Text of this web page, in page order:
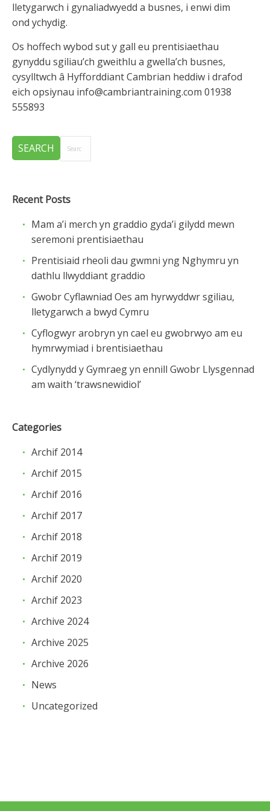
lletygarwch i gynaliadwyedd a busnes, i enwi dim
ond ychydig.
Os hoffech wybod sut y gall eu prentisiaethau
gynyddu sgiliau’ch gweithlu a gwella’ch busnes,
cysylltwch â Hyfforddiant Cambrian heddiw i drafod
eich opsiynau info@cambriantraining.com 01938
555893
Recent Posts
Mam a’i merch yn graddio gyda’i gilydd mewn
seremoni prentisiaethau
Prentisiaid rheoli dau gwmni yng Nghymru yn
dathlu llwyddiant graddio
Gwobr Cyflawniad Oes am hyrwyddwr sgiliau,
lletygarwch a bwyd Cymru
Cyflogwyr arobryn yn cael eu gwobrwyo am eu
hymrwymiad i brentisiaethau
Cydlynydd y Gymraeg yn ennill Gwobr Llysgennad
am waith ‘trawsnewidiol’
Categories
Archif 2014
Archif 2015
Archif 2016
Archif 2017
Archif 2018
Archif 2019
Archif 2020
Archif 2023
Archive 2024
Archive 2025
Archive 2026
News
Uncategorized